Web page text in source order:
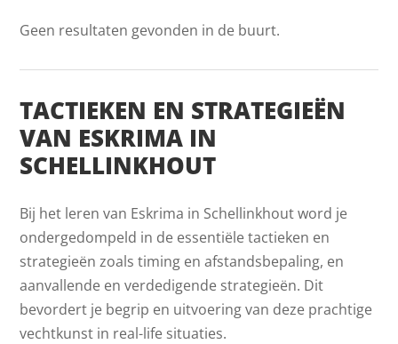
Geen resultaten gevonden in de buurt.
TACTIEKEN EN STRATEGIEËN
VAN ESKRIMA IN
SCHELLINKHOUT
Bij het leren van Eskrima in Schellinkhout word je
ondergedompeld in de essentiële tactieken en
strategieën zoals timing en afstandsbepaling, en
aanvallende en verdedigende strategieën. Dit
bevordert je begrip en uitvoering van deze prachtige
vechtkunst in real-life situaties.